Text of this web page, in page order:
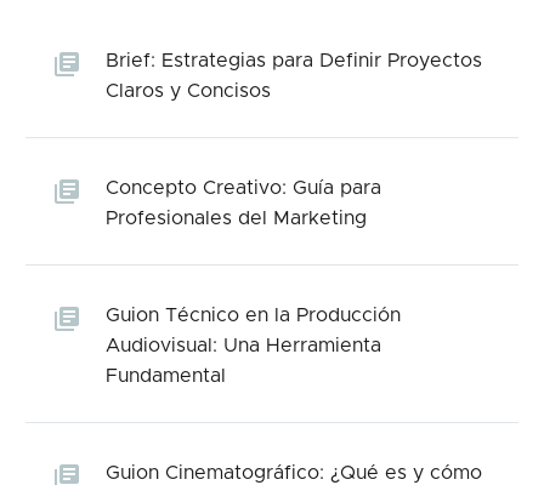
Brief: Estrategias para Definir Proyectos
Claros y Concisos
Concepto Creativo: Guía para
Profesionales del Marketing
Guion Técnico en la Producción
Audiovisual: Una Herramienta
Fundamental
Guion Cinematográfico: ¿Qué es y cómo